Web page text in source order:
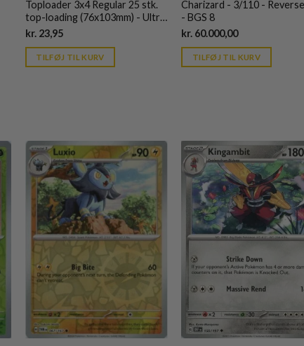
Toploader 3x4 Regular 25 stk.
top-loading (76x103mm) - Ultra
Pro
kr.23,95Current
is:
kr. 39,95.
TILFØJ TIL KURV
Charizard - 3/110 -
- BGS 8
kr. 60.000,00Current
is:
kr. 39,95.
TILFØJ TIL KURV